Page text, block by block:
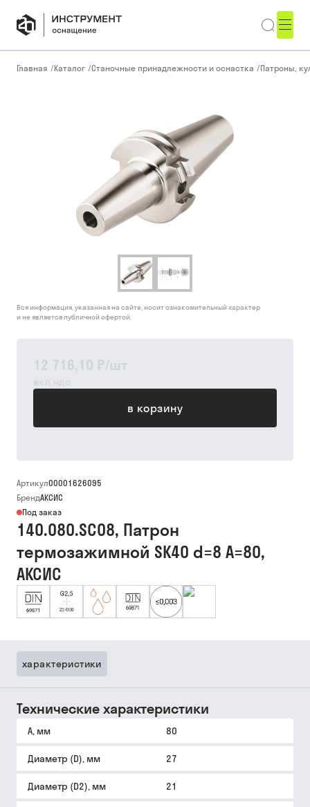
Главная /Каталог /Станочные принадлежности и оснастка /Патроны,
12 716,10 ₽/шт
вкл ндс
в корзину
Вся информация, указанная на сайте, носит ознакомительный характер
и не является публичной офертой.
Артикул00001626095
БрендАКСИС
Под заказ
140.080.SC08, Патрон
термозажимной SK40 d=8 A=80,
АКСИС
характеристики
Технические характеристики
A, мм 80
Диаметр (D), мм 27
Диаметр (D2), мм 21